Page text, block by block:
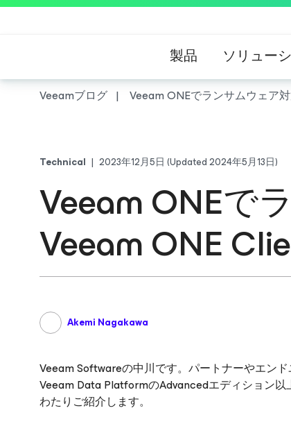
製品 ソリュー
Veeamブログ Veeam ONEでランサムウェア
Technical | 2023年12月5日 (Updated 2024年5月13日)
Veeam ONEで
Veeam ONE
Akemi Nagakawa
Veeam Softwareの中川です。パートナーやエン
Veeam Data PlatformのAdvancedエディション
わたりご紹介します。